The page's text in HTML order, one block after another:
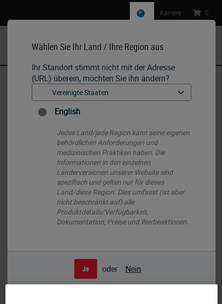
Wählen Sie Ihr Land / Ihre Region aus
Ihr Standort stimmt nicht mit der Adresse
(URL) überein, möchten Sie ihn ändern?
English
Jedes Land/jede Region kann seine eigenen
behördlichen Anforderungen und
medizinischen Praktiken haben. Die
Informationen in den einzelnen
Länderversionen unserer Website sind
spezifisch und gelten nur für dieses
Land/diese Region. Dies umfasst (ist aber
nicht beschränkt auf) alle
Produktdetails/Verfügbarkeit,
Dokumentation, Preise und Werbeaktionen.
Ja oder Nein
Karriere : 0
IHC & ISH • IHC Primary Antibodies Beta-Dystroglycan
Human skeletal muscle: immunohistochemical staining on a frozen
longitudinal section. Staining is localized in the sarcolemma of the fibers.
Beta-Dystroglycan: clone 43DAG1/8D5
Beta-Dystroglycan